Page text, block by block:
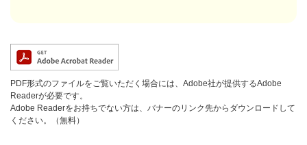
PDF形式のファイルをご覧いただく場合には、Adobe社が提供するAdobe
Readerが必要です。
Adobe Readerをお持ちでない方は、バナーのリンク先からダウンロードして
ください。（無料）